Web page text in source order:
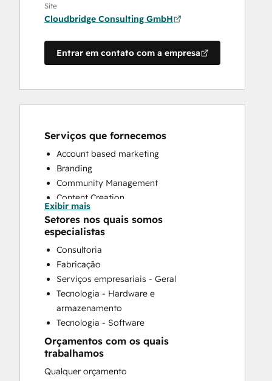
Site
Cloudbridge Consulting GmbH
Entrar em contato com a empresa
Serviços que fornecemos
Account based marketing
Branding
Community Management
Content Creation
Conversational Marketing
CRM Implementation
CRM Migration
Custom API Integrations
Customer Marketing
Email Marketing
Full Inbound Marketing Services
HubSpot Onboarding
Paid Advertising
Sales and Marketing Alignment
Sales Enablement
Search Engine Optimization
Exibir mais
Setores nos quais somos
especialistas
Consultoria
Fabricação
Serviços empresariais - Geral
Tecnologia - Hardware e
armazenamento
Tecnologia - Software
Orçamentos com os quais
trabalhamos
Qualquer orçamento